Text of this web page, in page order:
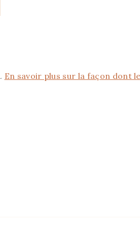
En savoir plus sur la façon dont